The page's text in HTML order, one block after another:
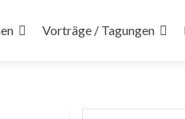
Vorträge / Tagungen